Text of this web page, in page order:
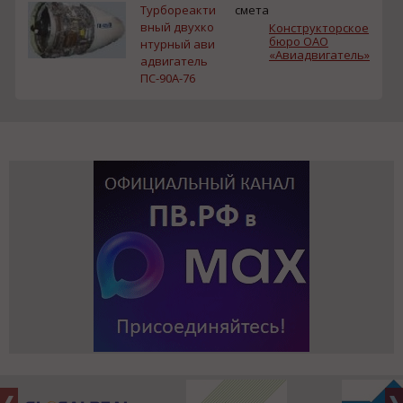
Турбореакти
вный двухко
нтурный ави
адвигатель
ПС-90А-76
смета
Конструкторское
бюро ОАО
«Авиадвигатель»